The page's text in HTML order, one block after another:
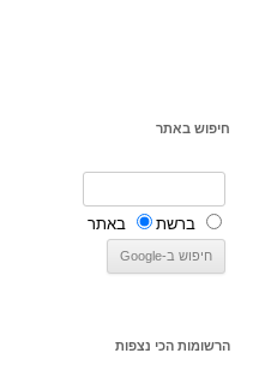
חיפוש באתר
ברשת באתר
הרשומות הכי נצפות